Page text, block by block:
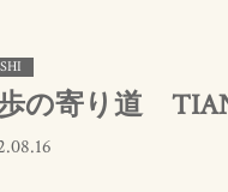
の寄り道